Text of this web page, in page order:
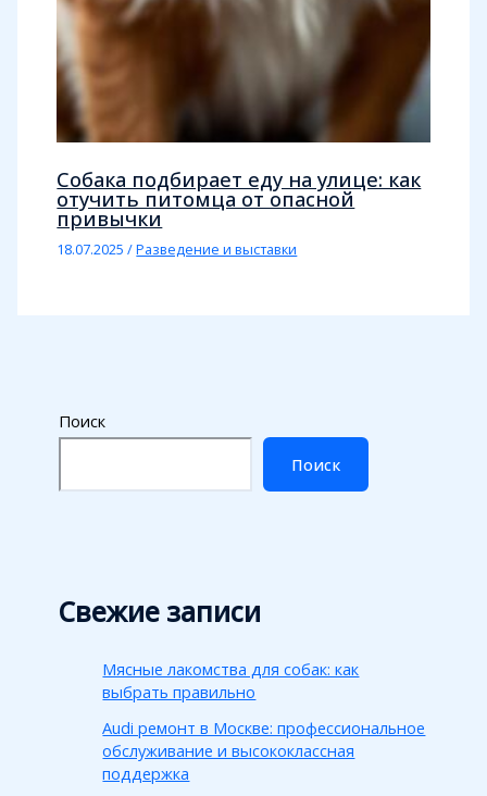
Собака подбирает еду на улице: как
отучить питомца от опасной
привычки
18.07.2025/Разведение и выставки
Поиск
Поиск
Свежие записи
Мясные лакомства для собак: как
выбрать правильно
Audi ремонт в Москве: профессиональное
обслуживание и высококлассная
поддержка